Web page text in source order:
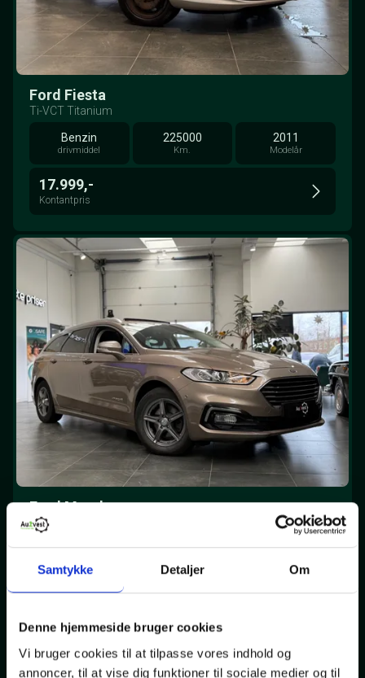
Samtykke Detaljer Om
Denne hjemmeside bruger cookies
Vi bruger cookies til at tilpasse vores indhold og
annoncer, til at vise dig funktioner til sociale medier og til
Ford Fiesta
Ti-VCT Titanium
Benzin
drivmiddel
225000
Km.
2011
Modelår
17.999,-
Kontantpris
Ford Mondeo
HEV Titanium stc. CVT
Benzin 127000 2020
162.799,-